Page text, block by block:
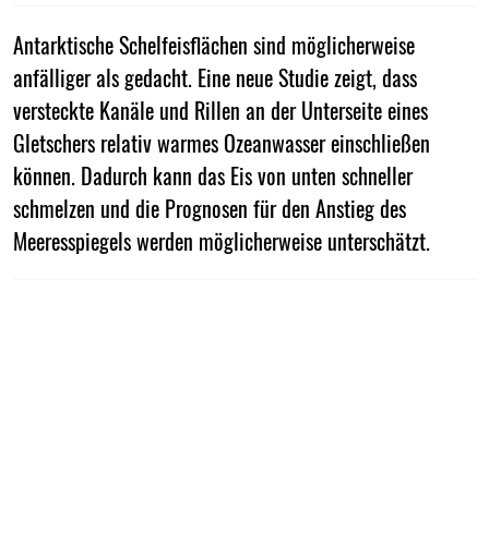
Antarktische Schelfeisflächen sind möglicherweise
anfälliger als gedacht. Eine neue Studie zeigt, dass
versteckte Kanäle und Rillen an der Unterseite eines
Gletschers relativ warmes Ozeanwasser einschließen
können. Dadurch kann das Eis von unten schneller
schmelzen und die Prognosen für den Anstieg des
Meeresspiegels werden möglicherweise unterschätzt.